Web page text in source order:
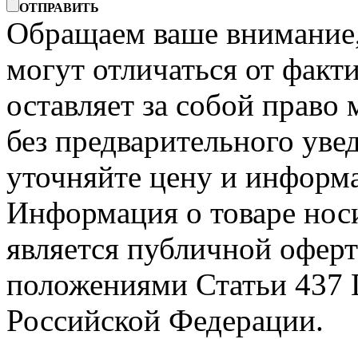
ОТПРАВИТЬ
Обращаем ваше
могут отличаться от
оставляет за собой право
без предварительного
уточняйте цену и
Информация о товаре
является публичной
положениями Статьи 437
Российской Федерации.